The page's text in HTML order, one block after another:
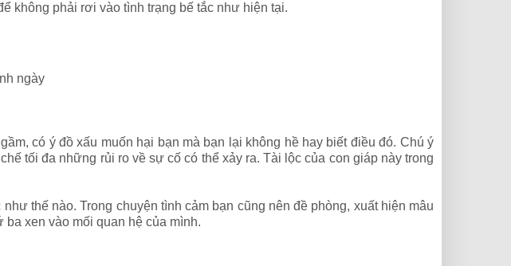
không phải rơi vào tình trạng bế tắc như hiện tại.
ngày
có ý đồ xấu muốn hại bạn mà bạn lại không hề hay biết điều đó. Chú ý
tối đa những rủi ro về sự cố có thể xảy ra. Tài lộc của con giáp này trong
thế nào. Trong chuyện tình cảm bạn cũng nên đề phòng, xuất hiện mâu
xen vào mối quan hệ của mình.